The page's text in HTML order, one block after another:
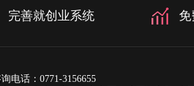
完善就创业系统 免
电话：0771-3156655